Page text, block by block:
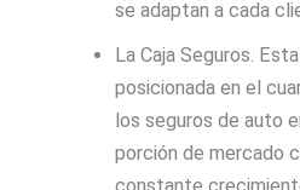
se adaptan a cada
La Caja Seguros.
posicionada en el
los seguros de auto
porción de mercado